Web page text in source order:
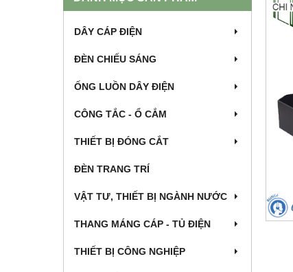
DÂY CÁP ĐIỆN
ĐÈN CHIẾU SÁNG
ỐNG LUỒN DÂY ĐIỆN
CÔNG TẮC - Ổ CẮM
THIẾT BỊ ĐÓNG CẮT
ĐÈN TRANG TRÍ
VẬT TƯ, THIẾT BỊ NGÀNH NƯỚC
THANG MÁNG CÁP - TỦ ĐIỆN
THIẾT BỊ CÔNG NGHIỆP